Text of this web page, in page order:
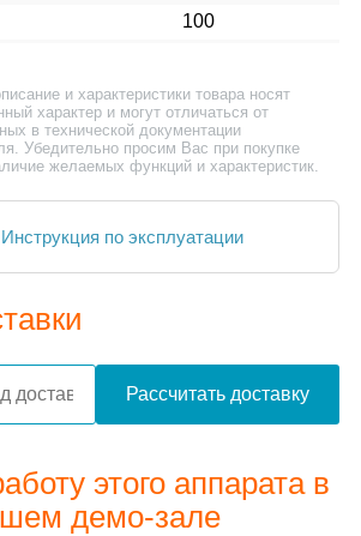
100
и характеристики товара носят
характер и могут отличаться от
в технической документации
Убедительно просим Вас при покупке
желаемых функций и характеристик.
Инструкция по эксплуатации
Рассчитать доставку
этого аппарата в
демо-зале